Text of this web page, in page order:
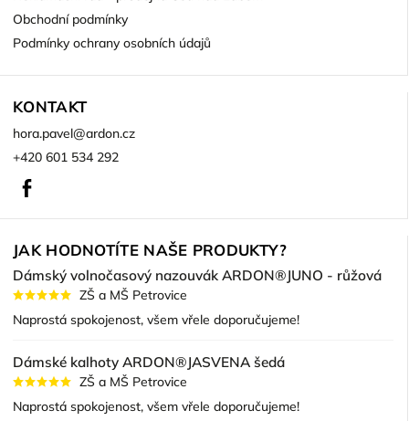
Obchodní podmínky
Podmínky ochrany osobních údajů
KONTAKT
hora.pavel@ardon.cz
+420 601 534 292
JAK HODNOTÍTE NAŠE PRODUKTY?
Dámský volnočasový nazouvák ARDON®JUNO - růžová
ZŠ a MŠ Petrovice
Naprostá spokojenost, všem vřele doporučujeme!
Dámské kalhoty ARDON®JASVENA šedá
ZŠ a MŠ Petrovice
Naprostá spokojenost, všem vřele doporučujeme!